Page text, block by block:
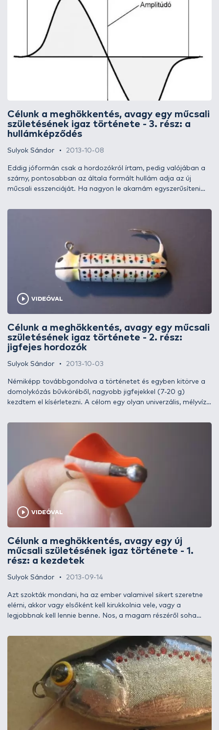
hordozó szerepe sem elhanyagolható, így a kettőt együtt kell
vizsgálnunk. Ehhez nézzünk meg először egy alaptípust, azaz
a hosszában és keresztben is szimmetrikus szárnyat!
Célunk a meghökkentés, avagy egy műcsali
születésének igaz története - 3. rész: a
hullámképződés
Sulyok Sándor 2013-10-08
Eddig jóformán csak a hordozókról írtam, pedig valójában a
szárny, pontosabban az általa formált hullám adja az új
műcsali esszenciáját. Ha nagyon le akarnám egyszerűsíteni
szárny sajátossága (hiszen a hordozó csak az előfeszítést
együtt lehet vizsgálni. Rengeteget kísérteteztem a
hullámokkal, sokszor kerültem zsákutcába, de sok új
felfedezést is tettem, melyek eredményei már mind-mind
megjelentek az új generációs kivitelekben. Egy egész kötetet
tudnék írni a dologról, ám úgy vélem, ennek nem itt, ebben a
cikkben a helye. Inkább megpróbálok a tárgyilagosság és a
gyakorlati használhatóság határain belül a végeredményre
koncentrálni. Ehhez nézzünk is meg rögtön egy elméleti
hullámmodellt!
VIDEÓVAL
Célunk a meghökkentés, avagy egy műcsali
születésének igaz története - 2. rész:
jigfejes hordozók
Sulyok Sándor 2013-10-03
Némiképp továbbgondolva a történetet és egyben kitörve a
domolykózás bűvköréből, nagyobb jigfejekkel (7-20 g)
kezdtem el kísérletezni. A célom egy olyan univerzális, mélyvízi
gumihalaknak / twistereknek süllőre, csukára, harcsára
egyaránt. Na, itt kezdett érdekessé válni a dolog.
VIDEÓVAL
Célunk a meghökkentés, avagy egy új
műcsali születésének igaz története - 1.
rész: a kezdetek
Sulyok Sándor 2013-09-14
Azt szokták mondani, ha az ember valamivel sikert szeretne
elérni, akkor vagy elsőként kell kirukkolnia vele, vagy a
legjobbnak kell lennie benne. Nos, a magam részéről soha
kiélése révén próbáltam érvényesülni, több-kevesebb sikerrel...